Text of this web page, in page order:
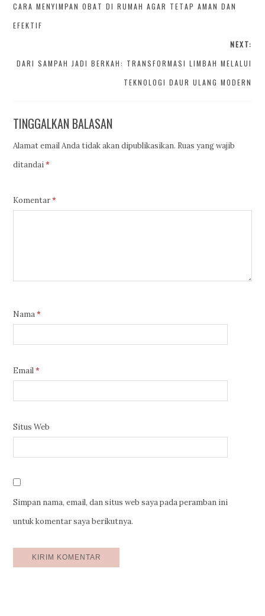
CARA MENYIMPAN OBAT DI RUMAH AGAR TETAP AMAN DAN
EFEKTIF
NEXT:
DARI SAMPAH JADI BERKAH: TRANSFORMASI LIMBAH MELALUI
TEKNOLOGI DAUR ULANG MODERN
TINGGALKAN BALASAN
Alamat email Anda tidak akan dipublikasikan. Ruas yang wajib
ditandai*
Komentar*
Nama*
Email*
Situs Web
Simpan nama, email, dan situs web saya pada peramban ini
untuk komentar saya berikutnya.